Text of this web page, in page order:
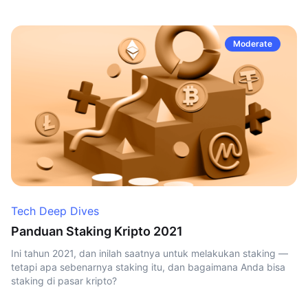
Moderate
Tech Deep Dives
Panduan Staking Kripto 2021
Ini tahun 2021, dan inilah saatnya untuk melakukan staking —
tetapi apa sebenarnya staking itu, dan bagaimana Anda bisa
staking di pasar kripto?